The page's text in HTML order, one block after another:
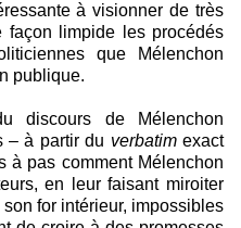
à visionner de très
limpide les procédés
que Mélenchon
publique.
discours de Mélenchon
– à partir du verbatimexact
à pas comment Mélenchon
en leur faisant miroiter
for intérieur, impossibles